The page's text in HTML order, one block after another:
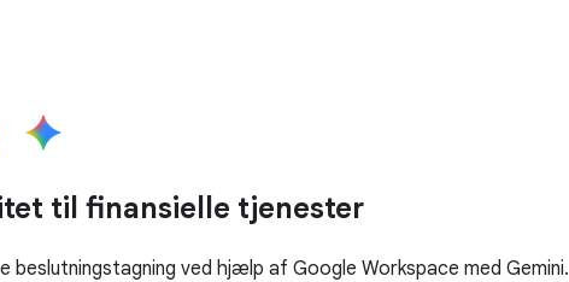
til finansielle tjenester
ved hjælp af Google Workspace med Gemini.